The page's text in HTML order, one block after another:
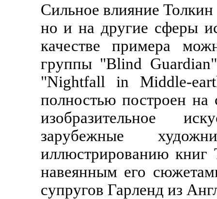
Сильное влияние Толкин
но и на другие сферы
качестве примера
группы "Blind
"Nightfall in Middle-
полностью построен
изобразительное
зарубежные
иллюстрированию книг
навеянным его
супругов Гарленд из